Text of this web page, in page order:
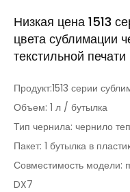
Низкая цена 1513
цвета сублимации
текстильной печати
Продукт:1513 серии
Объем: 1 л / бутылка
Тип чернила: чернило
Пакет: 1 бутылка в
Совместимость модели:
DX7